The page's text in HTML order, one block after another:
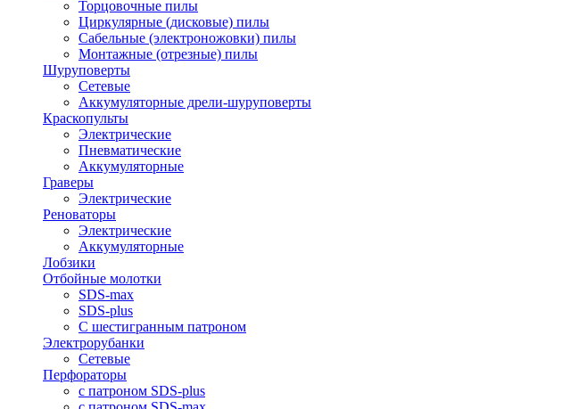
Торцовочные пилы
Циркулярные (дисковые) пилы
Сабельные (электроножовки) пилы
Монтажные (отрезные) пилы
Шуруповерты
Сетевые
Аккумуляторные дрели-шуруповерты
Краскопульты
Электрические
Пневматические
Аккумуляторные
Граверы
Электрические
Реноваторы
Электрические
Аккумуляторные
Лобзики
Отбойные молотки
SDS-max
SDS-plus
С шестигранным патроном
Электрорубанки
Сетевые
Перфораторы
с патроном SDS-plus